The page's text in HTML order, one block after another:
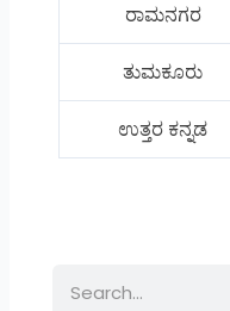
ರಾಮನಗರ
ತುಮಕೂರು
ಉತ್ತರ ಕನ್ನಡ
Search